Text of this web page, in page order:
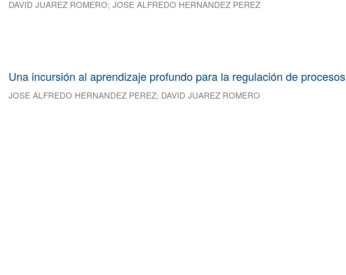
DAVID JUAREZ ROMERO;JOSE ALFREDO HERNANDEZ PEREZ
Una incursión al aprendizaje profundo para la regulación de procesos
JOSE ALFREDO HERNANDEZ PEREZ; DAVID JUAREZ ROMERO